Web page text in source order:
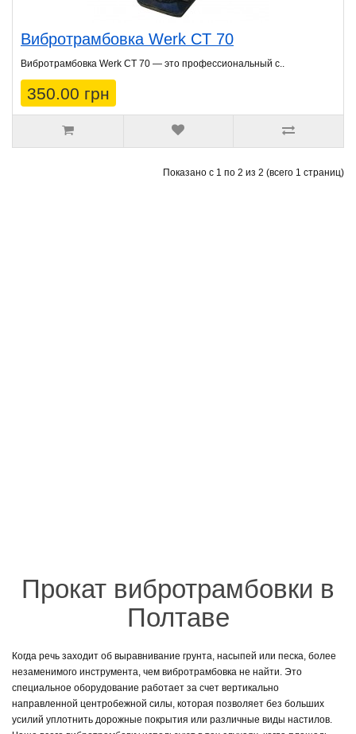
Вибротрамбовка Werk CT 70
Вибротрамбовка Werk CT 70 — это профессиональный с..
350.00 грн
Показано с 1 по 2 из 2 (всего 1 страниц)
Прокат вибротрамбовки в
Полтаве
Когда речь заходит об выравнивание грунта, насыпей или песка, более
незаменимого инструмента, чем вибротрамбовка не найти. Это
специальное оборудование работает за счет вертикально
направленной центробежной силы, которая позволяет без больших
усилий уплотнить дорожные покрытия или различные виды настилов.